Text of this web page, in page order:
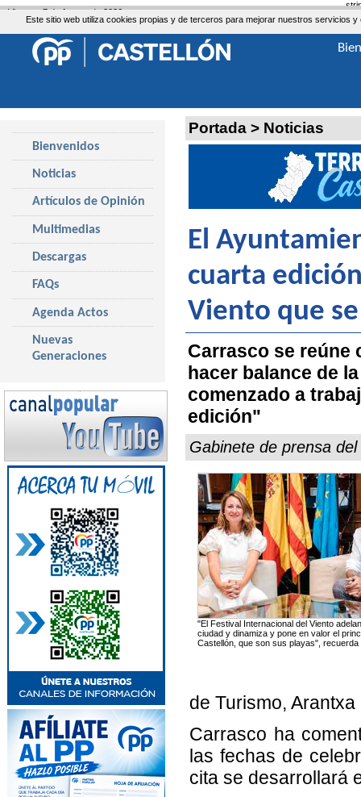
Este sitio web utiliza cookies propias y de terceros para mejorar nuestros servicios
Portada > Noticias
El
cuarta
Viento que
Carrasco se reúne
hacer balance de
comenzado a
edición"
Gabinete de prensa
"El Festival Internacional del Viento
ciudad y dinamiza y pone en valor el
Castellón, que son sus playas",
de Turismo,
Carrasco ha
las fechas de
cita se desarrollará
Bienvenidos
Noticias
Artículos de Opinión
Multimedias
Descargas
FAQs
Agenda Actos
Nuevas
Generaciones
Viernes, 7 de Agosto de 2026